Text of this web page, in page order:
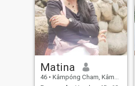
Matina
46 • Kâmpóng Cham, Kâmpóng Cham, Cambolla